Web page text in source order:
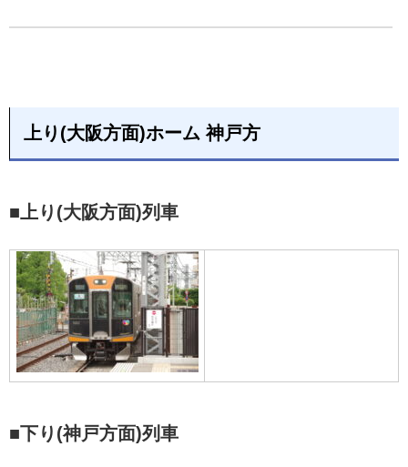
上り(大阪方面)ホーム 神戸方
■上り(大阪方面)列車
■下り(神戸方面)列車